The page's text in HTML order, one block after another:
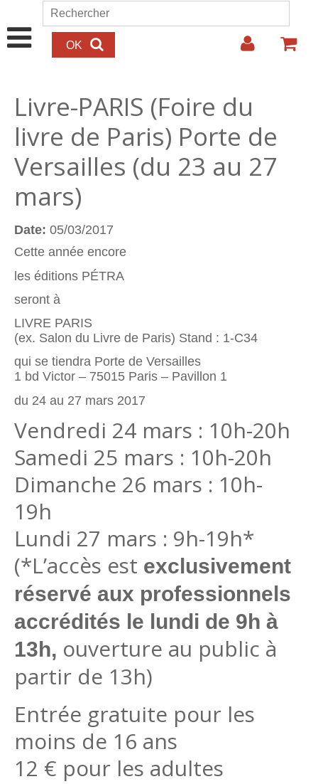
Aller au contenu principal
Formulaire de recherche
Rechercher
Livre-PARIS (Foire du
livre de Paris) Porte de
Versailles (du 23 au 27
mars)
Date: 05/03/2017
Cette année encore
les éditions PÉTRA
seront à
LIVRE PARIS
(ex. Salon du Livre de Paris) Stand : 1-C34
qui se tiendra Porte de Versailles
1 bd Victor – 75015 Paris – Pavillon 1
du 24 au 27 mars 2017
Vendredi 24 mars : 10h-20h
Samedi 25 mars : 10h-20h
Dimanche 26 mars : 10h-
19h
Lundi 27 mars : 9h-19h*
(*L’accès est exclusivement
réservé aux professionnels
accrédités le lundi de 9h à
13h, ouverture au public à
partir de 13h)
Entrée gratuite pour les
moins de 16 ans
12 € pour les adultes